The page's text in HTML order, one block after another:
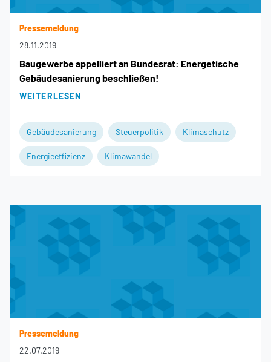
Pressemeldung
28.11.2019
Baugewerbe appelliert an Bundesrat: Energetische
Gebäudesanierung beschließen!
WEITERLESEN
Gebäudesanierung Steuerpolitik Klimaschutz
Energieeffizienz Klimawandel
Pressemeldung
22.07.2019